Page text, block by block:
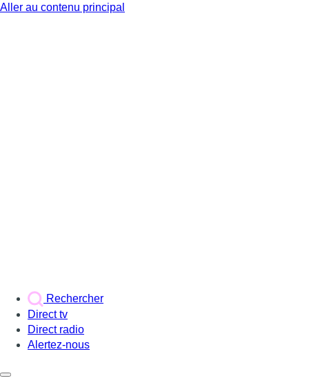
Aller au contenu principal
Rechercher
Direct tv
Direct radio
Alertez-nous